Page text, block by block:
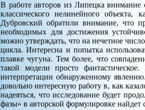
В работе авторов из Липецка внимание
классического нелинейного
Дубровский обратили внимание, что
необходимых для достижения
можно утверждать, что на нечетное
цикла. Интересна и попытка
плавке чугуна. Тем более, что
такой модели просто
интерпретации обнаруженному
довольно интересную работу в, как
надеяться, что исследование будет
фазы» в авторской формулировке найдет